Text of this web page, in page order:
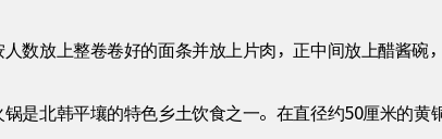
数放上整卷卷好的面条并放上片肉，正中间放上醋酱碗
是北韩平壤的特色乡土饮食之一。在直径约50厘米的